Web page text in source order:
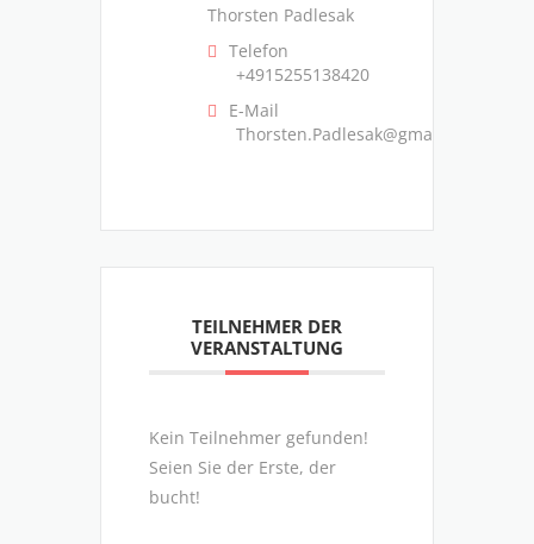
Thorsten Padlesak
Telefon
+4915255138420
E-Mail
Thorsten.Padlesak@gmail.com
TEILNEHMER DER
VERANSTALTUNG
Kein Teilnehmer gefunden!
Seien Sie der Erste, der
bucht!